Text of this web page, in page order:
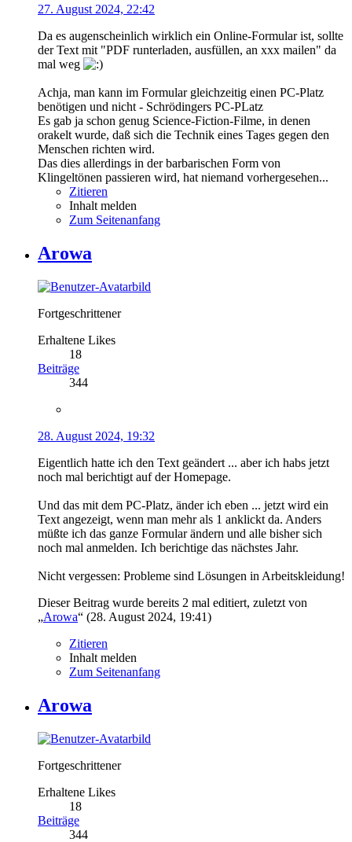
27. August 2024, 22:42
Da es augenscheinlich wirklich ein Online-Formular ist, sollte
der Text mit "PDF runterladen, ausfüllen, an xxx mailen" da
mal weg
Achja, man kann im Formular gleichzeitig einen PC-Platz
benötigen und nicht - Schrödingers PC-PLatz
Es gab ja schon genug Science-Fiction-Filme, in denen
orakelt wurde, daß sich die Technik eines Tages gegen den
Menschen richten wird.
Das dies allerdings in der barbarischen Form von
Klingeltönen passieren wird, hat niemand vorhergesehen...
Zitieren
Inhalt melden
Zum Seitenanfang
Arowa
Fortgeschrittener
Erhaltene Likes
18
Beiträge
344
28. August 2024, 19:32
Eigentlich hatte ich den Text geändert ... aber ich habs jetzt
noch mal berichtigt auf der Homepage.
Und das mit dem PC-Platz, änder ich eben ... jetzt wird ein
Text angezeigt, wenn man mehr als 1 anklickt da. Anders
müßte ich das ganze Formular ändern und alle bisher sich
noch mal anmelden. Ich berichtige das nächstes Jahr.
Nicht vergessen: Probleme sind Lösungen in Arbeitskleidung!
Dieser Beitrag wurde bereits 2 mal editiert, zuletzt von
„Arowa“ (28. August 2024, 19:41)
Zitieren
Inhalt melden
Zum Seitenanfang
Arowa
Fortgeschrittener
Erhaltene Likes
18
Beiträge
344